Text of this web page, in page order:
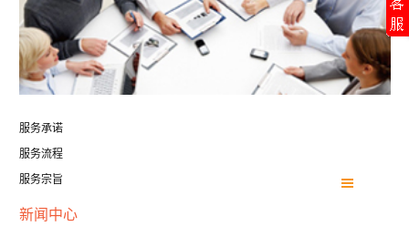
服务承诺
服务流程
服务宗旨
新闻中心